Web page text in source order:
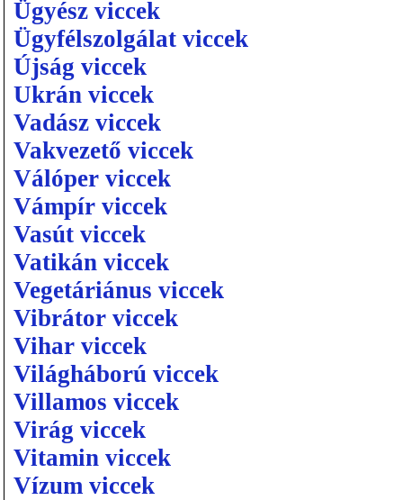
Ügyész viccek
Ügyfélszolgálat viccek
Újság viccek
Ukrán viccek
Vadász viccek
Vakvezető viccek
Válóper viccek
Vámpír viccek
Vasút viccek
Vatikán viccek
Vegetáriánus viccek
Vibrátor viccek
Vihar viccek
Világháború viccek
Villamos viccek
Virág viccek
Vitamin viccek
Vízum viccek